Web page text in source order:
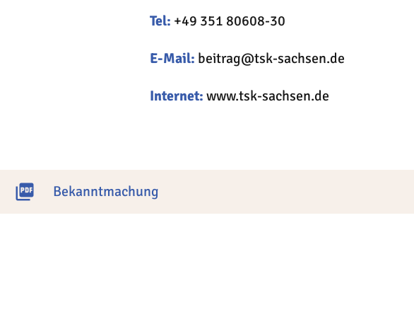
Tel: +49 351 80608-30
E-Mail: beitrag@tsk-sachsen.de
Internet: www.tsk-sachsen.de
picture_as_pdf Bekanntmachung